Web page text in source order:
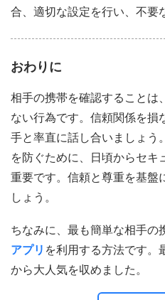
合、適切な設定を行い、不要
おわりに
相手の携帯を確認することは
ない行為です。信頼関係を損
手と率直に話し合いましょう
を防ぐために、日頃からセ
重要です。信頼と尊重を基盤
しょう。
ちなみに、最も簡単な相手の
アプリ を利用する方法です。
から大人気を収めました。